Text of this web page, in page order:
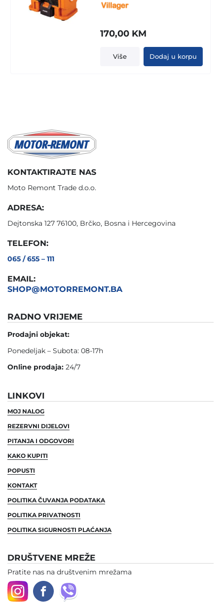
170,00 KM
Više Dodaj u korpu
KONTAKTIRAJTE NAS
Moto Remont Trade d.o.o.
ADRESA:
Dejtonska 127 76100, Brčko, Bosna i Hercegovina
TELEFON:
065 / 655 – 111
EMAIL:
SHOP@MOTORREMONT.BA
RADNO VRIJEME
Prodajni objekat:
Ponedeljak – Subota: 08-17h
Online prodaja: 24/7
LINKOVI
MOJ NALOG
REZERVNI DIJELOVI
PITANJA I ODGOVORI
KAKO KUPITI
POPUSTI
KONTAKT
POLITIKA ČUVANJA PODATAKA
POLITIKA PRIVATNOSTI
POLITIKA SIGURNOSTI PLAĆANJA
DRUŠTVENE MREŽE
Pratite nas na društvenim mrežama